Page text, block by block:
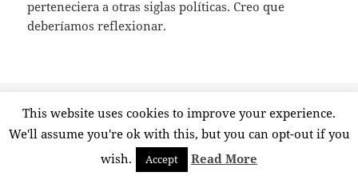
perteneciera a otras siglas políticas. Creo que
deberíamos reflexionar.
el
por ojo,pilar baeza,podemos,venganza 8 comentariosen El crimen
Funciona gracias a WordPress
This website uses cookies to improve your experience.
We'll assume you're ok with this, but you can opt-out if you
wish.
Accept Read More